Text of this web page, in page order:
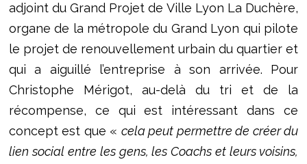
adjoint du Grand Projet de Ville Lyon La Duchère,
organe de la métropole du Grand Lyon qui pilote
le projet de renouvellement urbain du quartier et
qui a aiguillé l’entreprise à son arrivée. Pour
Christophe Mérigot, au-delà du tri et de la
récompense, ce qui est intéressant dans ce
concept est que « cela peut permettre de créer du
lien social entre les gens, les Coachs et leurs voisins,